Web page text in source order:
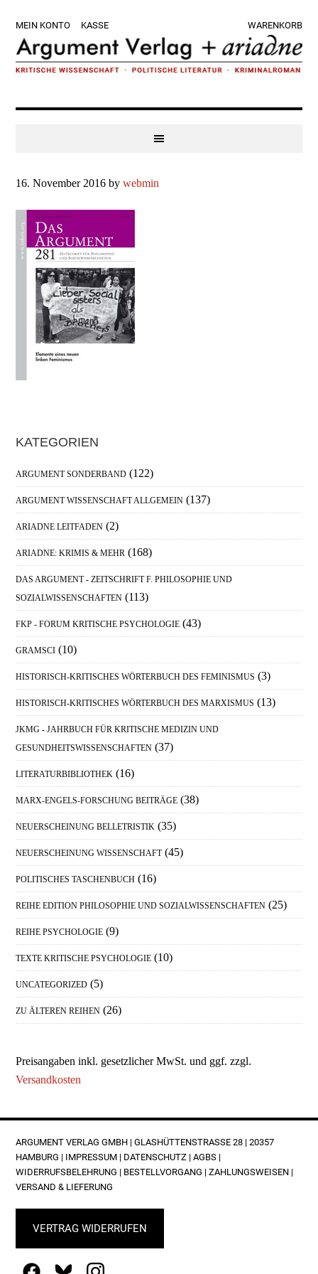
Hauptnavigation
springen
main
content
Hauptsidebar
springen
Fußzeile
springen
MEIN KONTO KASSE WARENKORB
16. November 2016 bywebmin
Haupt-
Sidebar
KATEGORIEN
ARGUMENT SONDERBAND (122)
ARGUMENT WISSENSCHAFT ALLGEMEIN (137)
ARIADNE LEITFADEN (2)
ARIADNE: KRIMIS & MEHR (168)
DAS ARGUMENT - ZEITSCHRIFT F. PHILOSOPHIE UND
SOZIALWISSENSCHAFTEN (113)
FKP - FORUM KRITISCHE PSYCHOLOGIE (43)
GRAMSCI (10)
HISTORISCH-KRITISCHES WÖRTERBUCH DES FEMINISMUS (3)
HISTORISCH-KRITISCHES WÖRTERBUCH DES MARXISMUS (13)
JKMG - JAHRBUCH FÜR KRITISCHE MEDIZIN UND
GESUNDHEITSWISSENSCHAFTEN (37)
LITERATURBIBLIOTHEK (16)
MARX-ENGELS-FORSCHUNG BEITRÄGE (38)
NEUERSCHEINUNG BELLETRISTIK (35)
NEUERSCHEINUNG WISSENSCHAFT (45)
POLITISCHES TASCHENBUCH (16)
REIHE EDITION PHILOSOPHIE UND SOZIALWISSENSCHAFTEN (25)
REIHE PSYCHOLOGIE (9)
TEXTE KRITISCHE PSYCHOLOGIE (10)
UNCATEGORIZED (5)
ZU ÄLTEREN REIHEN (26)
Preisangaben inkl. gesetzlicher MwSt. und ggf. zzgl.
Versandkosten
FOOTER
ARGUMENT VERLAG GMBH | GLASHÜTTENSTRASSE 28 | 20357 H
AMBURG | IMPRESSUM | DATENSCHUTZ |AGBS |
WIDERRUFSBELEHRUNG | BESTELLVORGANG |ZAHLUNGSWEISEN |
VERSAND & LIEFERUNG
VERTRAG WIDERRUFEN